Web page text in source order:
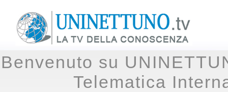
Benvenuto su
Telematica